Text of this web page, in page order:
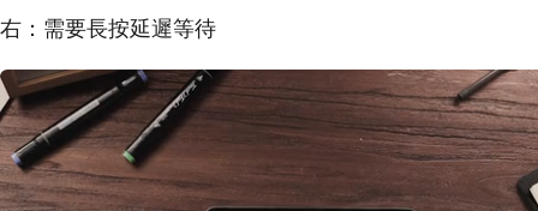
右：需要長按延遲等待